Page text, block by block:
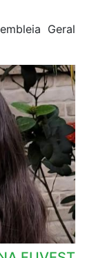
O
Geral